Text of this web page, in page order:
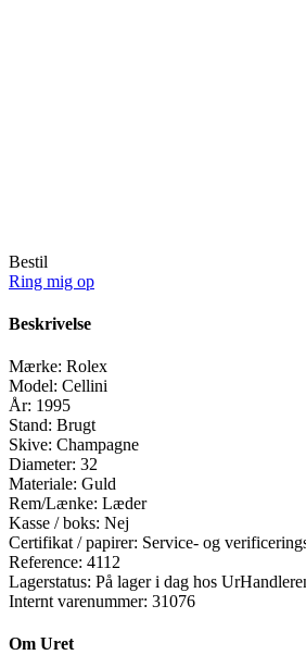
Bestil
Ring mig op
Beskrivelse
Mærke: Rolex
Model: Cellini
År: 1995
Stand: Brugt
Skive: Champagne
Diameter: 32
Materiale: Guld
Rem/Lænke: Læder
Kasse / boks: Nej
Certifikat / papirer: Service- og
Reference: 4112
Lagerstatus: På lager i dag hos
Internt varenummer: 31076
Om Uret